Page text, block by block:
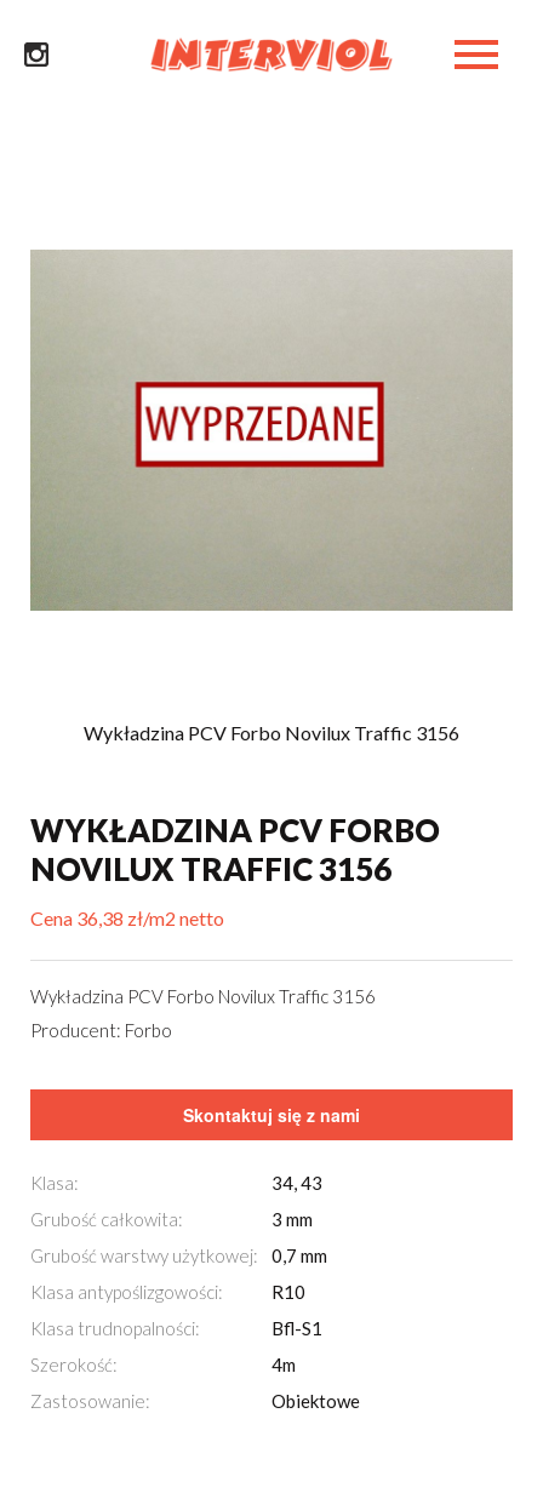
Wykładzina PCV Forbo Novilux Traffic 3156
WYKŁADZINA PCV FORBO
NOVILUX TRAFFIC 3156
Cena 36,38 zł/m2 netto
Wykładzina PCV Forbo Novilux Traffic 3156
Producent: Forbo
Skontaktuj się z nami
Klasa:
34, 43
Grubość całkowita:
3 mm
Grubość warstwy użytkowej:
0,7 mm
Klasa antypoślizgowości:
R10
Klasa trudnopalności:
Bfl-S1
Szerokość:
4m
Zastosowanie:
Obiektowe